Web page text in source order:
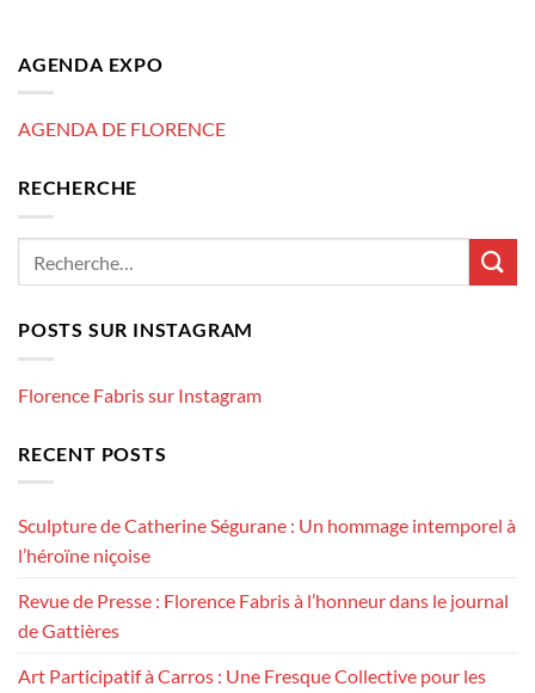
AGENDA EXPO
AGENDA DE FLORENCE
RECHERCHE
POSTS SUR INSTAGRAM
Florence Fabris sur Instagram
RECENT POSTS
Sculpture de Catherine Ségurane : Un hommage intemporel à
l’héroïne niçoise
Revue de Presse : Florence Fabris à l’honneur dans le journal
de Gattières
Art Participatif à Carros : Une Fresque Collective pour les